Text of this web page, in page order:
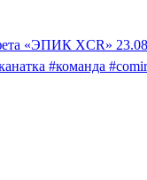
«ЭПИК XCR»
#команда